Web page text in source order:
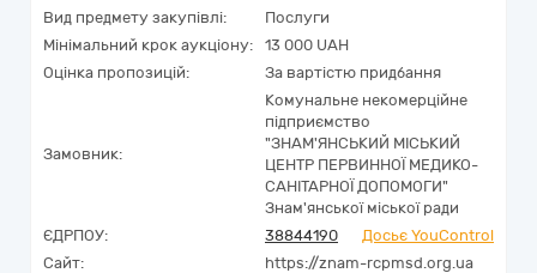
Вид предмету закупівлі:
Послуги
Мінімальний крок аукціону:
13 000 UAH
Оцінка пропозицій:
За вартістю придбання
Замовник:
Комунальне некомерційне
підприємство
"ЗНАМ'ЯНСЬКИЙ МІСЬКИЙ
ЦЕНТР ПЕРВИННОЇ МЕДИКО-
САНІТАРНОЇ ДОПОМОГИ"
Знам'янської міської ради
ЄДРПОУ:
38844190
Досьє YouControl
Сайт:
https://znam-rcpmsd.org.ua